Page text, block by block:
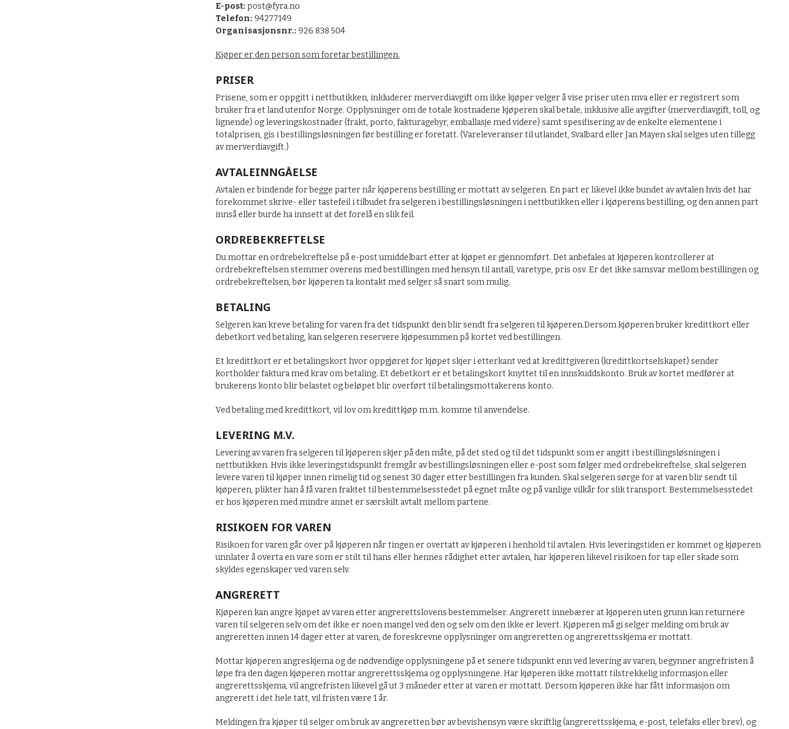
E-post: post@fyra.no
Telefon: 94277149
Organisasjonsnr.: 926 838 504
Kjøper er den person som foretar bestillingen.
PRISER
Prisene, som er oppgitt i nettbutikken, inkluderer merverdiavgift om ikke kjøper velger å vise priser uten mva eller er registrert som
bruker fra et land utenfor Norge. Opplysninger om de totale kostnadene kjøperen skal betale, inklusive alle avgifter (merverdiavgift, toll, og
lignende) og leveringskostnader (frakt, porto, fakturagebyr, emballasje med videre) samt spesifisering av de enkelte elementene i
totalprisen, gis i bestillingsløsningen før bestilling er foretatt. (Vareleveranser til utlandet, Svalbard eller Jan Mayen skal selges uten tillegg
av merverdiavgift.)
AVTALEINNGÅELSE
Avtalen er bindende for begge parter når kjøperens bestilling er mottatt av selgeren. En part er likevel ikke bundet av avtalen hvis det har
forekommet skrive- eller tastefeil i tilbudet fra selgeren i bestillingsløsningen i nettbutikken eller i kjøperens bestilling, og den annen part
innså eller burde ha innsett at det forelå en slik feil.
ORDREBEKREFTELSE
Du mottar en ordrebekreftelse på e-post umiddelbart etter at kjøpet er gjennomført. Det anbefales at kjøperen kontrollerer at
ordrebekreftelsen stemmer overens med bestillingen med hensyn til antall, varetype, pris osv. Er det ikke samsvar mellom bestillingen og
ordrebekreftelsen, bør kjøperen ta kontakt med selger så snart som mulig.
BETALING
Selgeren kan kreve betaling for varen fra det tidspunkt den blir sendt fra selgeren til kjøperen.Dersom kjøperen bruker kredittkort eller
debetkort ved betaling, kan selgeren reservere kjøpesummen på kortet ved bestillingen.
Et kredittkort er et betalingskort hvor oppgjøret for kjøpet skjer i etterkant ved at kredittgiveren (kredittkortselskapet) sender
kortholder faktura med krav om betaling. Et debetkort er et betalingskort knyttet til en innskuddskonto. Bruk av kortet medfører at
brukerens konto blir belastet og beløpet blir overført til betalingsmottakerens konto.
Ved betaling med kredittkort, vil lov om kredittkjøp m.m. komme til anvendelse.
LEVERING M.V.
Levering av varen fra selgeren til kjøperen skjer på den måte, på det sted og til det tidspunkt som er angitt i bestillingsløsningen i
nettbutikken. Hvis ikke leveringstidspunkt fremgår av bestillingsløsningen eller e-post som følger med ordrebekreftelse, skal selgeren
levere varen til kjøper innen rimelig tid og senest 30 dager etter bestillingen fra kunden. Skal selgeren sørge for at varen blir sendt til
kjøperen, plikter han å få varen fraktet til bestemmelsesstedet på egnet måte og på vanlige vilkår for slik transport. Bestemmelsesstedet
er hos kjøperen med mindre annet er særskilt avtalt mellom partene.
RISIKOEN FOR VAREN
Risikoen for varen går over på kjøperen når tingen er overtatt av kjøperen i henhold til avtalen. Hvis leveringstiden er kommet og kjøperen
unnlater å overta en vare som er stilt til hans eller hennes rådighet etter avtalen, har kjøperen likevel risikoen for tap eller skade som
skyldes egenskaper ved varen selv.
ANGRERETT
Kjøperen kan angre kjøpet av varen etter angrerettslovens bestemmelser. Angrerett innebærer at kjøperen uten grunn kan returnere
varen til selgeren selv om det ikke er noen mangel ved den og selv om den ikke er levert. Kjøperen må gi selger melding om bruk av
angreretten innen 14 dager etter at varen, de foreskrevne opplysninger om angreretten og angrerettsskjema er mottatt.
Mottar kjøperen angreskjema og de nødvendige opplysningene på et senere tidspunkt enn ved levering av varen, begynner angrefristen å
løpe fra den dagen kjøperen mottar angrerettsskjema og opplysningene. Har kjøperen ikke mottatt tilstrekkelig informasjon eller
angrerettsskjema, vil angrefristen likevel gå ut 3 måneder etter at varen er mottatt. Dersom kjøperen ikke har fått informasjon om
angrerett i det hele tatt, vil fristen være 1 år.
Meldingen fra kjøper til selger om bruk av angreretten bør av bevishensyn være skriftlig (angrerettsskjema, e-post, telefaks eller brev), og